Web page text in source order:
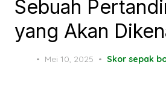
Sebuah
yang Akan
Posted
Mei 10, 2025 Skor sepak